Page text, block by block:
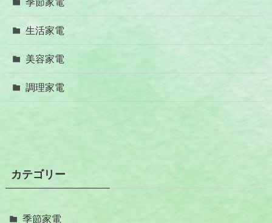
生活家電
美容家電
調理家電
カテゴリー
季節家電